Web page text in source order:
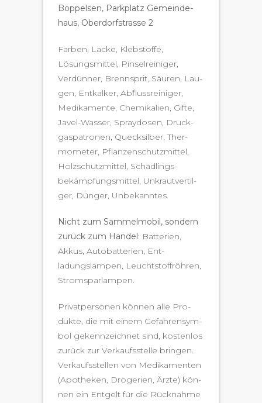
Bop­pelsen, Park­platz Gemein­de­
haus, Ober­dorf­s­trasse 2
Far­ben, Lacke, Kleb­stoffe,
Lösungsmit­tel, Pin­sel­reiniger,
Verdün­ner, Brennsprit, Säuren, Lau­
gen, Entkalk­er, Abflussreiniger,
Medika­mente, Chemikalien, Gifte,
Jav­el-Wass­er, Spray­dosen, Druck­
gas­pa­tro­nen, Queck­sil­ber, Ther­
mome­ter, Pflanzen­schutzmit­tel,
Holzschutzmit­tel, Schädlings­
bekämp­fungsmit­tel, Unkrautver­til­
ger, Dünger, Unbekanntes.
Nicht zum Sam­mel­mo­bil, son­dern
zurück zum Han­del: Bat­te­rien,
Akkus, Auto­bat­te­rien, Ent­
ladungslam­p­en, Leucht­stof­fröhren,
Stromsparlampen.
Pri­vat­per­so­n­en kön­nen alle Pro­
duk­te, die mit einem Gefahren­sym­
bol gekennze­ich­net sind, kosten­los
zurück zur Verkauf­sstelle brin­gen.
Verkauf­sstellen von Medika­menten
(Apotheken, Droge­rien, Ärzte) kön­
nen ein Ent­gelt für die Rück­nahme